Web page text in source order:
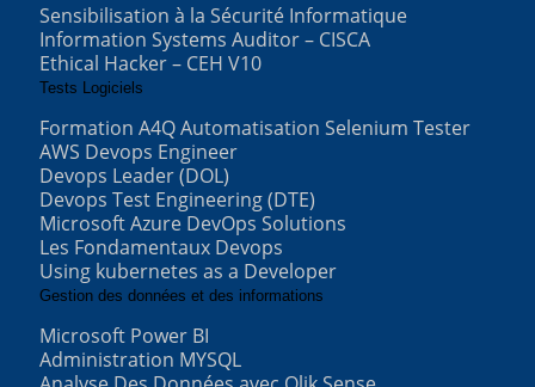
Sensibilisation à la Sécurité Informatique
Information Systems Auditor – CISCA
Ethical Hacker – CEH V10
Tests Logiciels
Formation A4Q Automatisation Selenium Tester
AWS Devops Engineer
Devops Leader (DOL)
Devops Test Engineering (DTE)
Microsoft Azure DevOps Solutions
Les Fondamentaux Devops
Using kubernetes as a Developer
Gestion des données et des informations
Microsoft Power BI
Administration MYSQL